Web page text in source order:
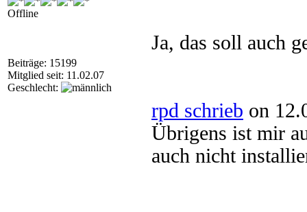
Offline
Beiträge: 15199
Mitglied seit: 11.02.07
Geschlecht:
Ja, das soll auch
rpd schrieb on
Übrigens ist mir
auch nicht